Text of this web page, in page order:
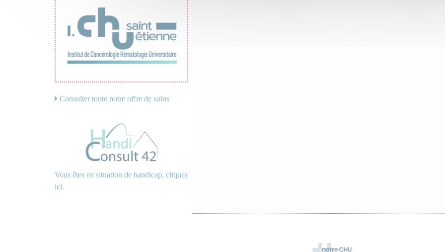
Consulter toute notre offre de soins
Vous êtes en situation de handicap, cliquez
ici.